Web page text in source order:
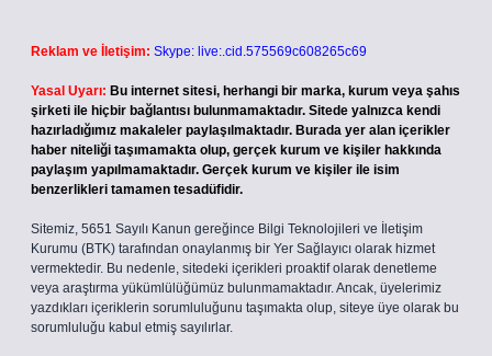
Reklam ve İletişim: Skype: live:.cid.575569c608265c69
Yasal Uyarı: Bu internet sitesi, herhangi bir marka, kurum veya şahıs
şirketi ile hiçbir bağlantısı bulunmamaktadır. Sitede yalnızca kendi
hazırladığımız makaleler paylaşılmaktadır. Burada yer alan içerikler
haber niteliği taşımamakta olup, gerçek kurum ve kişiler hakkında
paylaşım yapılmamaktadır. Gerçek kurum ve kişiler ile isim
benzerlikleri tamamen tesadüfidir.
Sitemiz, 5651 Sayılı Kanun gereğince Bilgi Teknolojileri ve İletişim
Kurumu (BTK) tarafından onaylanmış bir Yer Sağlayıcı olarak hizmet
vermektedir. Bu nedenle, sitedeki içerikleri proaktif olarak denetleme
veya araştırma yükümlülüğümüz bulunmamaktadır. Ancak, üyelerimiz
yazdıkları içeriklerin sorumluluğunu taşımakta olup, siteye üye olarak bu
sorumluluğu kabul etmiş sayılırlar.